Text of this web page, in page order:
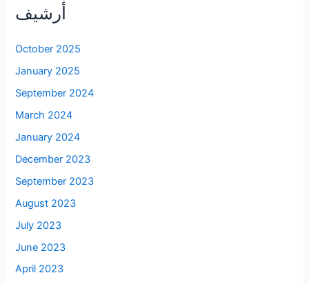
أرشيف
October 2025
January 2025
September 2024
March 2024
January 2024
December 2023
September 2023
August 2023
July 2023
June 2023
April 2023